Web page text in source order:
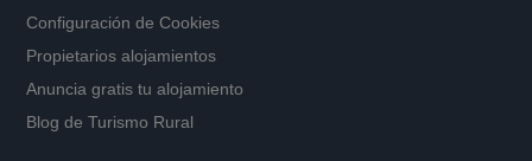
Configuración de Cookies
Propietarios alojamientos
Anuncia gratis tu alojamiento
Blog de Turismo Rural